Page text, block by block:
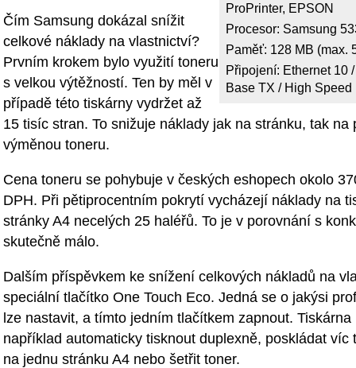
ProPrinter, EPSON
Procesor: Samsung
Paměť: 128 MB (max.
Připojení: Ethernet 10
Base TX / High Speed
Čím Samsung dokázal snížit
celkové náklady na vlastnictví?
Prvním krokem bylo využití toneru
s velkou výtěžností. Ten by měl v
případě této tiskárny vydržet až
15 tisíc stran. To snižuje náklady jak na stránku, tak na
výměnou toneru.
Cena toneru se pohybuje v českých eshopech okolo
DPH. Při pětiprocentním pokrytí vycházejí náklady na
stránky A4 necelých 25 haléřů. To je v porovnání s
skutečně málo.
Dalším příspěvkem ke snížení celkových nákladů na
speciální tlačítko One Touch Eco. Jedná se o jakýsi
lze nastavit, a tímto jedním tlačítkem zapnout. Tiskárna
například automaticky tisknout duplexně, poskládat víc
na jednu stránku A4 nebo šetřit toner.